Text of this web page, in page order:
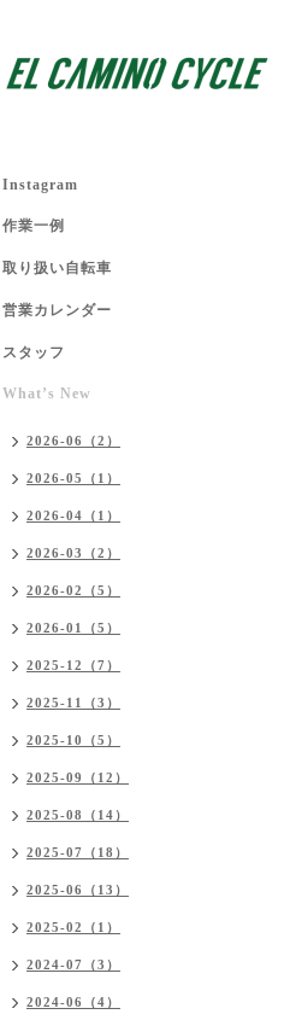
Instagram
作業一例
取り扱い自転車
営業カレンダー
スタッフ
What’s New
2026-06（2）
2026-05（1）
2026-04（1）
2026-03（2）
2026-02（5）
2026-01（5）
2025-12（7）
2025-11（3）
2025-10（5）
2025-09（12）
2025-08（14）
2025-07（18）
2025-06（13）
2025-02（1）
2024-07（3）
2024-06（4）